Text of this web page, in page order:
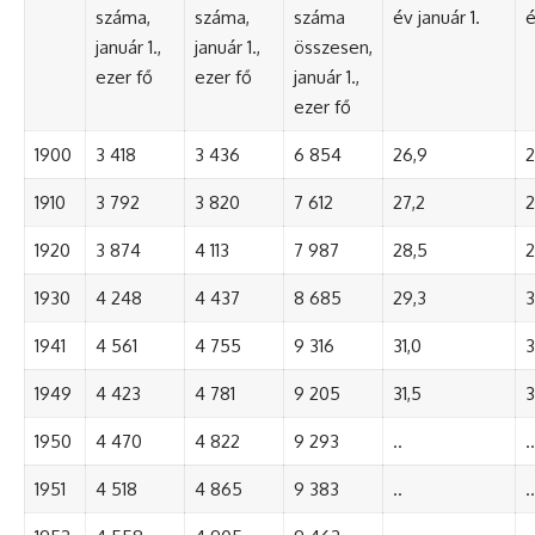
száma,
január 1.,
ezer fő
száma,
január 1.,
ezer fő
száma
összesen,
január 1.,
ezer fő
év január 1.
1900 3 418 3 436 6 854 26,9
1910 3 792 3 820 7 612 27,2
1920 3 874 4 113 7 987 28,5
1930 4 248 4 437 8 685 29,3
1941 4 561 4 755 9 316 31,0
1949 4 423 4 781 9 205 31,5
1950 4 470 4 822 9 293 .. ..
1951 4 518 4 865 9 383 .. ..